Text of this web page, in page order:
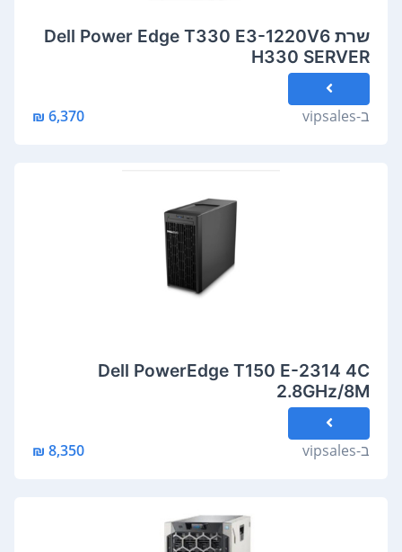
שרת Dell Power Edge T330 E3-1220V6
H330 SERVER
ב-vipsales
6,370 ₪
Dell PowerEdge T150 E-2314 4C
2.8GHz/8M
ב-vipsales
8,350 ₪